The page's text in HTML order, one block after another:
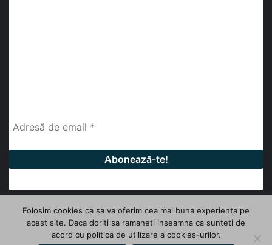
© Copyright 2026, All Rights Reserved | InfoHale
Folosim cookies ca sa va oferim cea mai buna experienta pe
acest site. Daca doriti sa ramaneti inseamna ca sunteti de
acord cu politica de utilizare a cookies-urilor.